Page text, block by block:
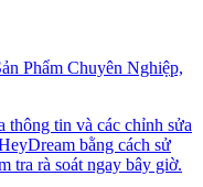
Phẩm Chuyên Nghiệp,
thông tin và các chỉnh sửa
bằng cách sử
tra rà soát ngay bây giờ.